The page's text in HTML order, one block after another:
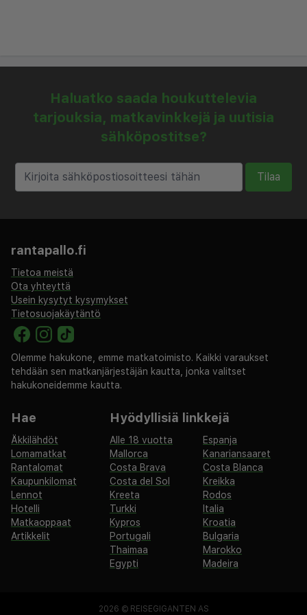
Haluatko saada houkuttelevia
tarjouksia, matkavinkkejä ja uutisia
sähköpostitse?
Tilaa
rantapallo.fi
Tietoa meistä
Ota yhteyttä
Usein kysytyt kysymykset
Tietosuojakäytäntö
Olemme hakukone, emme matkatoimisto. Kaikki varaukset
tehdään sen matkanjärjestäjän kautta, jonka valitset
hakukoneidemme kautta.
Hae
Äkkilähdöt
Lomamatkat
Rantalomat
Kaupunkilomat
Lennot
Hotelli
Matkaoppaat
Artikkelit
Hyödyllisiä linkkejä
Alle 18 vuotta
Espanja
Mallorca
Kanariansaaret
Costa Brava
Costa Blanca
Costa del Sol
Kreikka
Kreeta
Rodos
Turkki
Italia
Kypros
Kroatia
Portugali
Bulgaria
Thaimaa
Marokko
Egypti
Madeira
2026 © REISEGIGANTEN AS